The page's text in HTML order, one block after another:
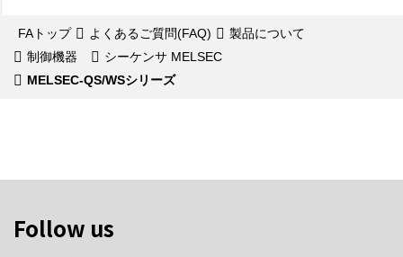
FAトップ よくあるご質問(FAQ)
製品について
制御機器
シーケンサ MELSEC
MELSEC-QS/WSシリーズ
Follow us